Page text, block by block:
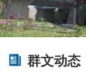
群文动态